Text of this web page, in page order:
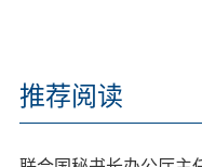
推荐阅读